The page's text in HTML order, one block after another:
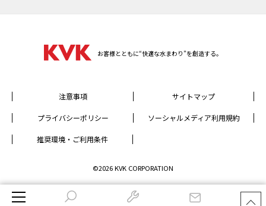
お客様とともに“快適な水まわり”を創造する。
注意事項 サイトマップ
プライバシーポリシー ソーシャルメディア利用規約
推奨環境・ご利用条件
©2026 KVK CORPORATION